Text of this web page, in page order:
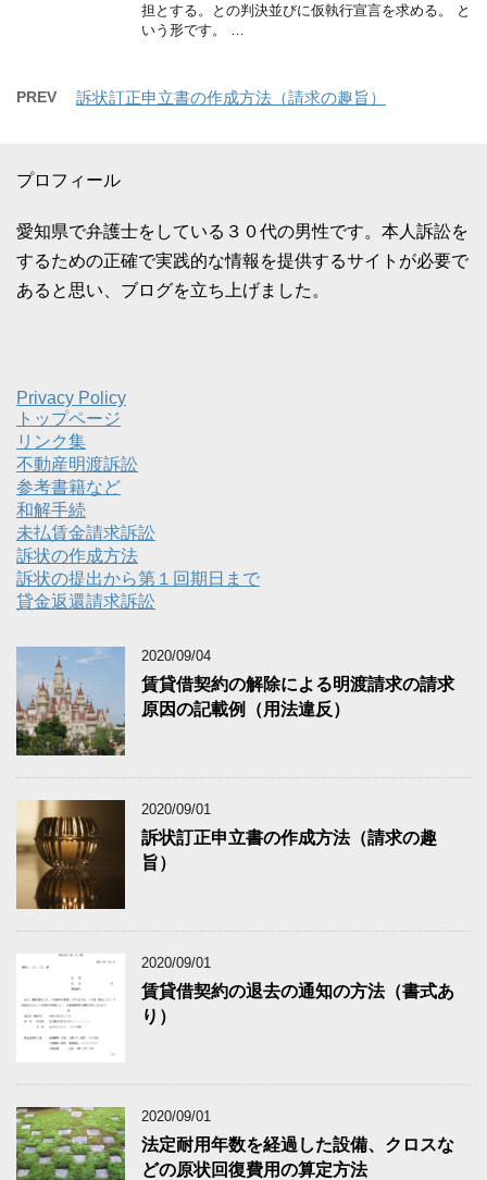
担とする。との判決並びに仮執行宣言を求める。 と
いう形です。 …
PREV 訴状訂正申立書の作成方法（請求の趣旨）
プロフィール
愛知県で弁護士をしている３０代の男性です。本人訴訟を
するための正確で実践的な情報を提供するサイトが必要で
あると思い、ブログを立ち上げました。
Privacy Policy
トップページ
リンク集
不動産明渡訴訟
参考書籍など
和解手続
未払賃金請求訴訟
訴状の作成方法
訴状の提出から第１回期日まで
貸金返還請求訴訟
2020/09/04
賃貸借契約の解除による明渡請求の請求
原因の記載例（用法違反）
2020/09/01
訴状訂正申立書の作成方法（請求の趣
旨）
2020/09/01
賃貸借契約の退去の通知の方法（書式あ
り）
2020/09/01
法定耐用年数を経過した設備、クロスな
どの原状回復費用の算定方法